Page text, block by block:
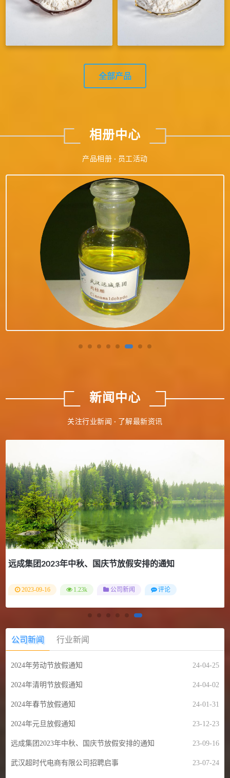
全部产品
相册中心
产品相册 · 员工活动
新闻中心
关注行业新闻 · 了解最新资讯
2024年劳动节放假通知
2024-04-25 935 公司新闻 评论
公司新闻 行业新闻
24-04-25
2024年劳动节放假通知
24-04-02
2024年清明节放假通知
24-01-31
2024年春节放假通知
23-12-23
2024年元旦放假通知
23-09-16
远成集团2023年中秋、国庆节放假安排的通知
23-07-24
武汉超时代电商有限公司招聘启事